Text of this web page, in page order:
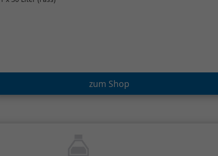
zum Shop